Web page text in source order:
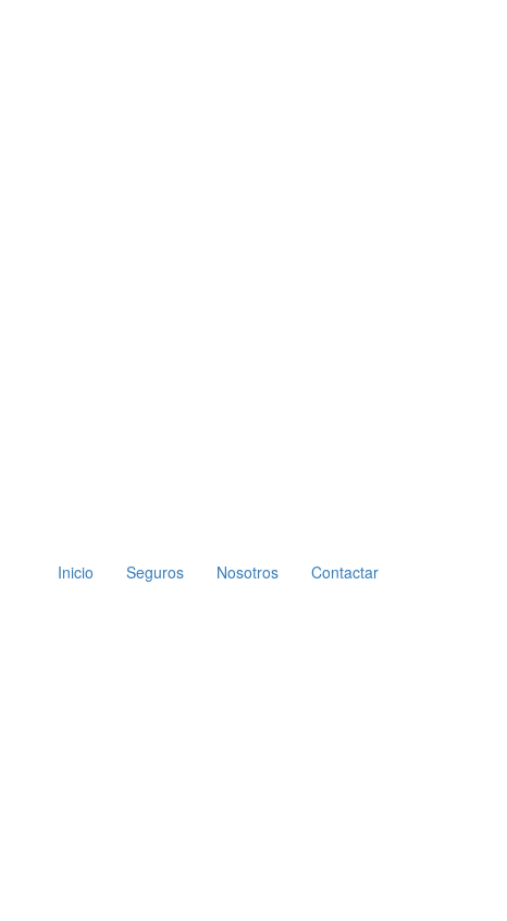
Inicio Seguros Nosotros Contactar